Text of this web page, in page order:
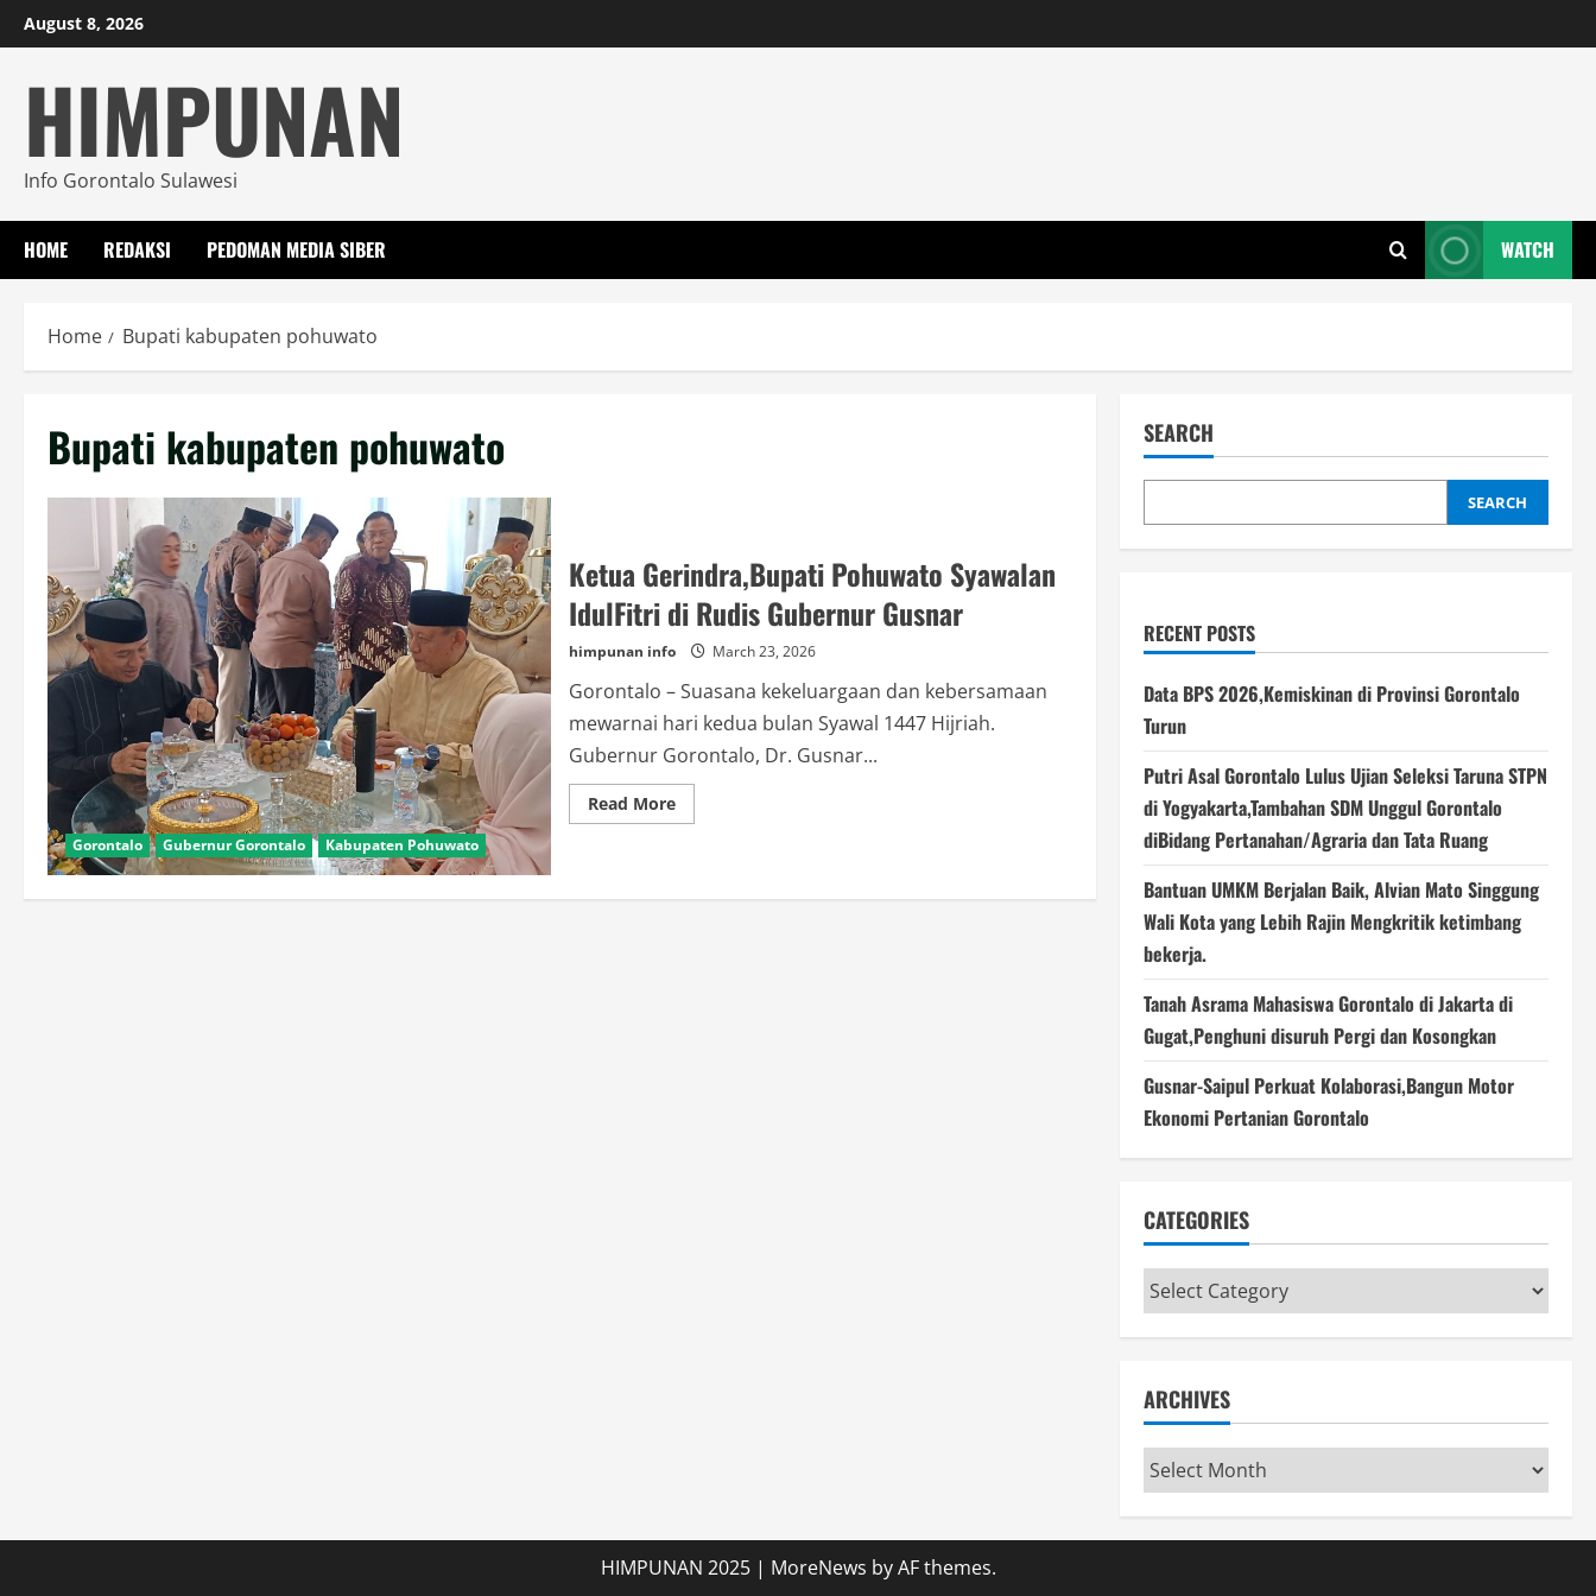
Skip
to
August 8, 2026
HIMPUNAN
Info Gorontalo Sulawesi
HOME REDAKSI PEDOMAN MEDIA SIBER WATCH
Home Bupati kabupaten pohuwato
Bupati kabupaten pohuwato
Gorontalo Gubernur Gorontalo Kabupaten Pohuwato
Ketua Gerindra,Bupati Pohuwato Syawalan
IdulFitri di Rudis Gubernur Gusnar
himpunan info March 23, 2026
Gorontalo – Suasana kekeluargaan dan kebersamaan
mewarnai hari kedua bulan Syawal 1447 Hijriah.
Gubernur Gorontalo, Dr. Gusnar...
Read MoreRead
more
Syawalan
SEARCH
SEARCH
RECENT POSTS
Data BPS 2026,Kemiskinan di Provinsi Gorontalo
Turun
Putri Asal Gorontalo Lulus Ujian Seleksi Taruna STPN
di Yogyakarta,Tambahan SDM Unggul Gorontalo
diBidang Pertanahan/Agraria dan Tata Ruang
Bantuan UMKM Berjalan Baik, Alvian Mato Singgung
Wali Kota yang Lebih Rajin Mengkritik ketimbang
bekerja.
Tanah Asrama Mahasiswa Gorontalo di Jakarta di
Gugat,Penghuni disuruh Pergi dan Kosongkan
Gusnar-Saipul Perkuat Kolaborasi,Bangun Motor
Ekonomi Pertanian Gorontalo
CATEGORIES
Categories
ARCHIVES
Archives
HIMPUNAN 2025 | MoreNews by AF themes.